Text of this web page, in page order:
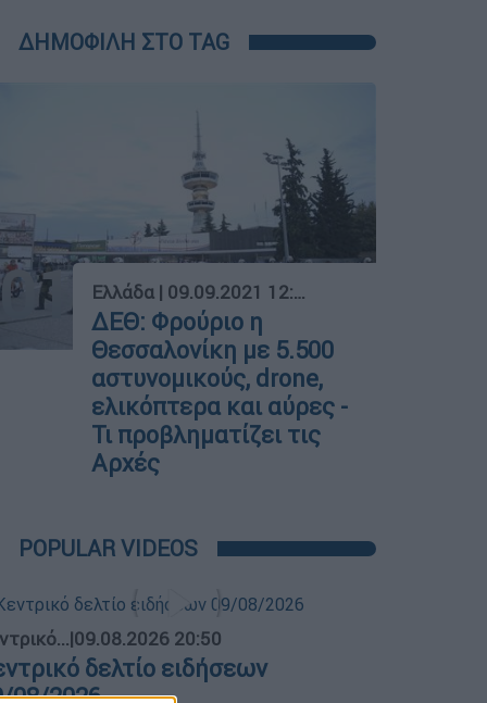
ΔΗΜΟΦΙΛΗ ΣΤΟ TAG
01 Ελλάδα | 09.09.2021 12:56
ΔΕΘ: Φρούριο η
Θεσσαλονίκη με 5.500
αστυνομικούς, drone,
ελικόπτερα και αύρες -
Τι προβληματίζει τις
Αρχές
POPULAR VIDEOS
|09.08.2026 20:50
δελτίο ειδήσεων
08/2026